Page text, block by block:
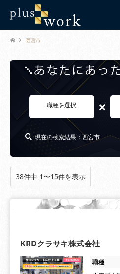
西宮市
職種を選択 ×
現在の検索結果：西宮市
38件中 1〜15件を表示
KRDクラサキ株式会社
職種